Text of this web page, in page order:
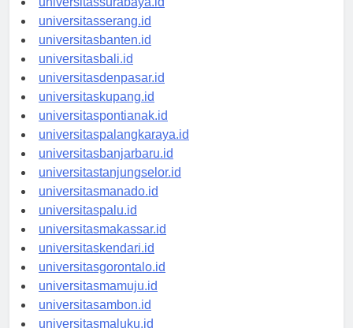
universitasserang.id
universitasbanten.id
universitasbali.id
universitasdenpasar.id
universitaskupang.id
universitaspontianak.id
universitaspalangkaraya.id
universitasbanjarbaru.id
universitastanjungselor.id
universitasmanado.id
universitaspalu.id
universitasmakassar.id
universitaskendari.id
universitasgorontalo.id
universitasmamuju.id
universitasambon.id
universitasmaluku.id